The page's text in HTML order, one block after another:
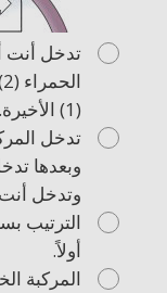
(1) الأخيرة.
وتدخل أنت
الترتيب
أولاً.